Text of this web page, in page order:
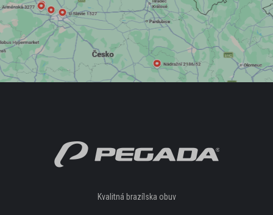
PROFI
DETSKÁ OBUV
TENISKY
Kvalitná brazílska obuv